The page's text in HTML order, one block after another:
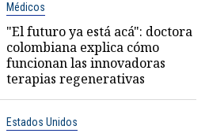
Médicos
"El futuro ya está acá": doctora
colombiana explica cómo
funcionan las innovadoras
terapias regenerativas
Estados Unidos